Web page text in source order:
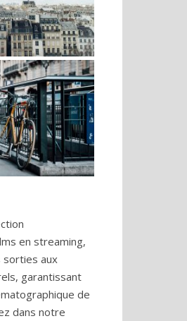
».
en streaming,
sorties aux
garantissant
de
dans notre